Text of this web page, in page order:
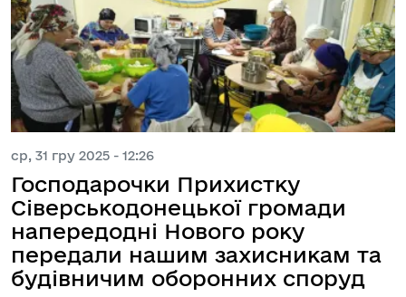
ср, 31 гру 2025 - 12:26
Господарочки Прихистку
Сіверськодонецької громади
напередодні Нового року
передали нашим захисникам та
будівничим оборонних споруд